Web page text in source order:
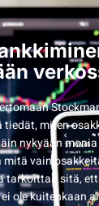
miten
nykyään
mitä vain
tarkoittaa sitä,
ole kuitenkaan